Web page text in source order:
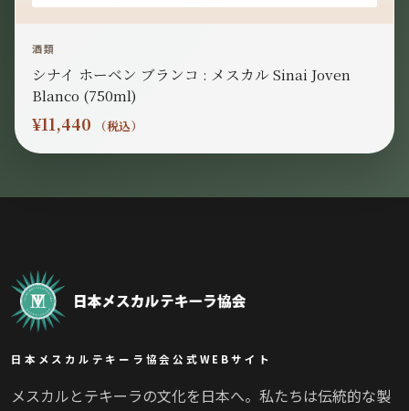
酒類
シナイ ホーベン ブランコ : メスカル Sinai Joven
Blanco (750ml)
¥11,440 （税込）
日本メスカルテキーラ協会公式WEBサイト
メスカルとテキーラの文化を日本へ。私たちは伝統的な製